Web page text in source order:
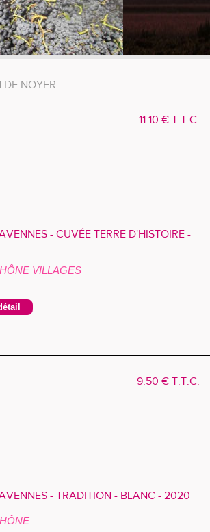
NOYER
- CUVÉE TERRE D'HISTOIRE -
VILLAGES
11.10 € T.T.C.
- TRADITION - BLANC - 2020
9.50 € T.T.C.